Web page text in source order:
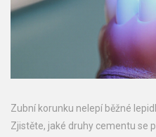
Zubní korunku nelepí běžné
Zjistěte, jaké druhy cementu se